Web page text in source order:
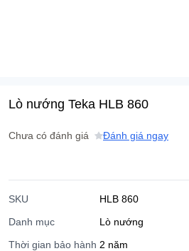
Lò nướng Teka HLB 860
Chưa có đánh giá Đánh giá ngay
SKU
HLB 860
Danh mục
Lò nướng
Thời gian bảo hành 2 năm